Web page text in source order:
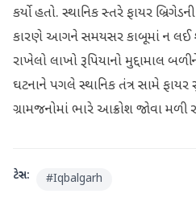
કર્યો હતો. સ્થાનિક સ્તરે ફાયર
કારણે આગને સમયસર કાબૂમાં ન લઈ
રાખેલો લાખો રૂપિયાનો મુદ્દામાલ
ઘટનાને પગલે સ્થાનિક તંત્ર સામે ફાયર
ગ્રામજનોમાં ભારે આક્રોશ જોવા મળી
ટેગ્સ: #Iqbalgarh